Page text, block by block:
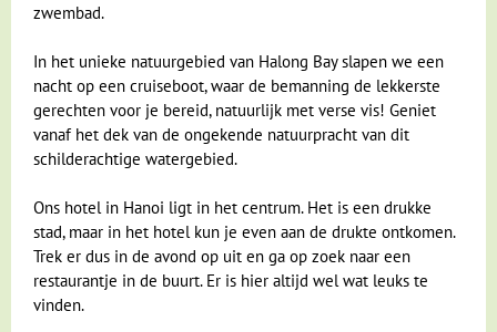
zwembad.
In het unieke natuurgebied van Halong Bay slapen we een
nacht op een cruiseboot, waar de bemanning de lekkerste
gerechten voor je bereid, natuurlijk met verse vis! Geniet
vanaf het dek van de ongekende natuurpracht van dit
schilderachtige watergebied.
Ons hotel in Hanoi ligt in het centrum. Het is een drukke
stad, maar in het hotel kun je even aan de drukte ontkomen.
Trek er dus in de avond op uit en ga op zoek naar een
restaurantje in de buurt. Er is hier altijd wel wat leuks te
vinden.